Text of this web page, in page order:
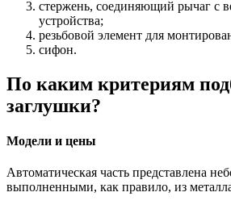
стержень, соединяющий рычаг с
устройства;
резьбовой элемент для
сифон.
По каким критериям
заглушки?
Модели и цены
Автоматическая часть представлена
выполненными, как правило, из